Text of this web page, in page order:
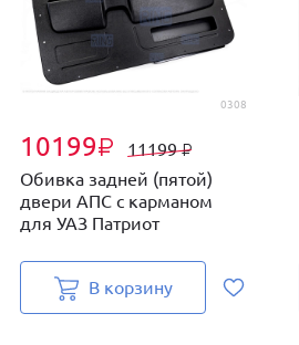
0308
10199₽ 11199₽
Обивка задней (пятой)
двери АПС с карманом
для УАЗ Патриот
В корзину